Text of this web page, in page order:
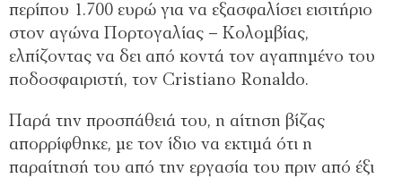
περίπου 1.700 ευρώ για να εξασφαλίσει εισιτήριο
στον αγώνα Πορτογαλίας – Κολομβίας,
ελπίζοντας να δει από κοντά τον αγαπημένο του
ποδοσφαιριστή, τον Cristiano Ronaldo.
Παρά την προσπάθειά του, η αίτηση βίζας
απορρίφθηκε, με τον ίδιο να εκτιμά ότι η
παραίτησή του από την εργασία του πριν από έξι